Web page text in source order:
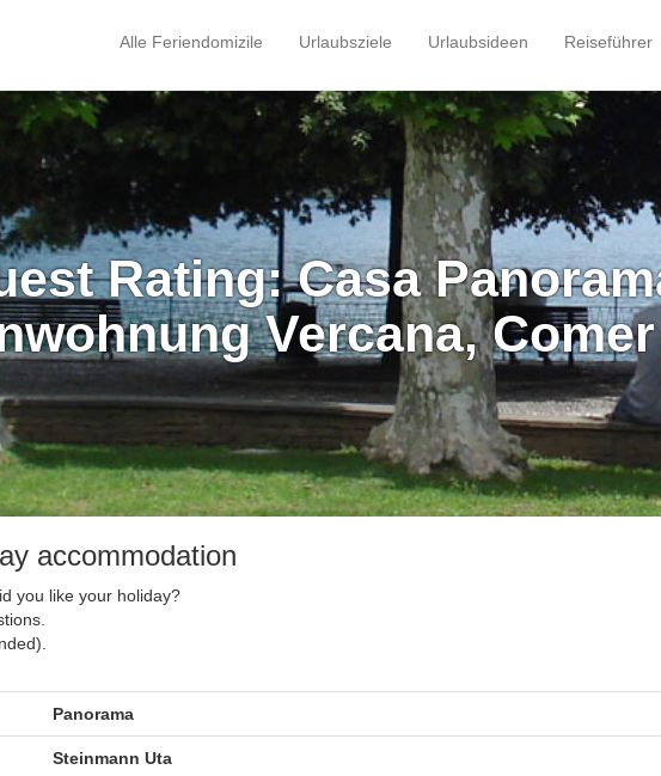
Alle Feriendomizile Urlaubsziele Urlaubsideen Reiseführer
Rating: Casa
Vercana,
accommodation
you like your holiday?
Panorama
Steinmann Uta